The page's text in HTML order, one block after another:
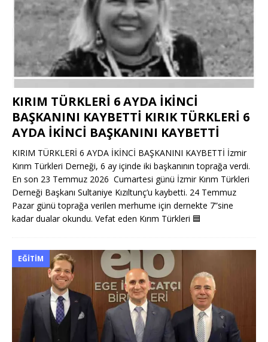
KIRIM TÜRKLERİ 6 AYDA İKİNCİ
BAŞKANINI KAYBETTİ KIRIK TÜRKLERİ 6
AYDA İKİNCİ BAŞKANINI KAYBETTİ
KIRIM TÜRKLERİ 6 AYDA İKİNCİ BAŞKANINI KAYBETTİ İzmir
Kırım Türkleri Derneği, 6 ay içinde iki başkanının toprağa verdi.
En son 23 Temmuz 2026 Cumartesi günü İzmir Kırım Türkleri
Derneği Başkanı Sultaniye Kızıltunç’u kaybetti. 24 Temmuz
Pazar günü toprağa verilen merhume için dernekte 7”sine
kadar dualar okundu. Vefat eden Kırım Türkleri 🟦
EĞITIM